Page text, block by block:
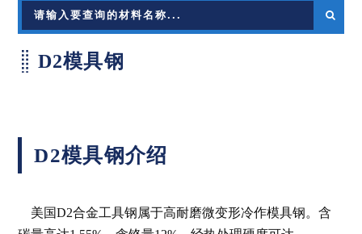
D2模具钢
D2模具钢介绍
美国D2合金工具钢属于高耐磨微变形冷作模具钢。含